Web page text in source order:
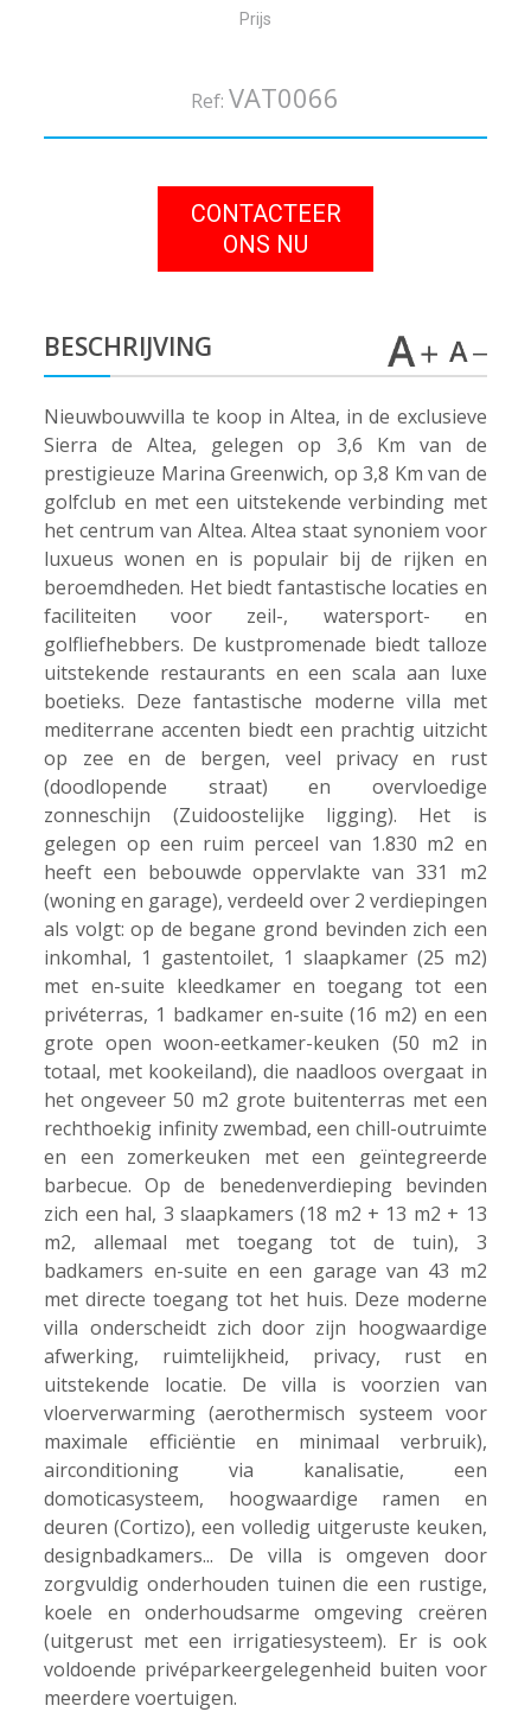
Prijs
Ref: VAT0066
CONTACTEER
ONS NU
BESCHRIJVING
Nieuwbouwvilla te koop in Altea, in de exclusieve
Sierra de Altea, gelegen op 3,6 Km van de
prestigieuze Marina Greenwich, op 3,8 Km van de
golfclub en met een uitstekende verbinding met
het centrum van Altea. Altea staat synoniem voor
luxueus wonen en is populair bij de rijken en
beroemdheden. Het biedt fantastische locaties en
faciliteiten voor zeil-, watersport- en
golfliefhebbers. De kustpromenade biedt talloze
uitstekende restaurants en een scala aan luxe
boetieks. Deze fantastische moderne villa met
mediterrane accenten biedt een prachtig uitzicht
op zee en de bergen, veel privacy en rust
(doodlopende straat) en overvloedige
zonneschijn (Zuidoostelijke ligging). Het is
gelegen op een ruim perceel van 1.830 m2 en
heeft een bebouwde oppervlakte van 331 m2
(woning en garage), verdeeld over 2 verdiepingen
als volgt: op de begane grond bevinden zich een
inkomhal, 1 gastentoilet, 1 slaapkamer (25 m2)
met en-suite kleedkamer en toegang tot een
privéterras, 1 badkamer en-suite (16 m2) en een
grote open woon-eetkamer-keuken (50 m2 in
totaal, met kookeiland), die naadloos overgaat in
het ongeveer 50 m2 grote buitenterras met een
rechthoekig infinity zwembad, een chill-outruimte
en een zomerkeuken met een geïntegreerde
barbecue. Op de benedenverdieping bevinden
zich een hal, 3 slaapkamers (18 m2 + 13 m2 + 13
m2, allemaal met toegang tot de tuin), 3
badkamers en-suite en een garage van 43 m2
met directe toegang tot het huis. Deze moderne
villa onderscheidt zich door zijn hoogwaardige
afwerking, ruimtelijkheid, privacy, rust en
uitstekende locatie. De villa is voorzien van
vloerverwarming (aerothermisch systeem voor
maximale efficiëntie en minimaal verbruik),
airconditioning via kanalisatie, een
domoticasysteem, hoogwaardige ramen en
deuren (Cortizo), een volledig uitgeruste keuken,
designbadkamers... De villa is omgeven door
zorgvuldig onderhouden tuinen die een rustige,
koele en onderhoudsarme omgeving creëren
(uitgerust met een irrigatiesysteem). Er is ook
voldoende privéparkeergelegenheid buiten voor
meerdere voertuigen.